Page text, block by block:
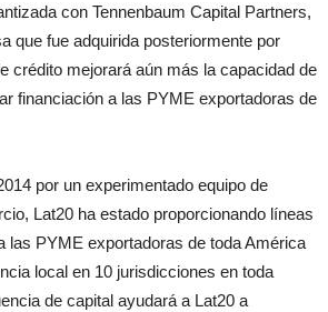
con Tennenbaum Capital Partners,
que fue adquirida posteriormente por
crédito mejorará aún más la capacidad de
financiación a las PYME exportadoras de
por un experimentado equipo de
Lat20 ha estado proporcionando líneas
las PYME exportadoras de toda América
local en 10 jurisdicciones en toda
de capital ayudará a Lat20 a